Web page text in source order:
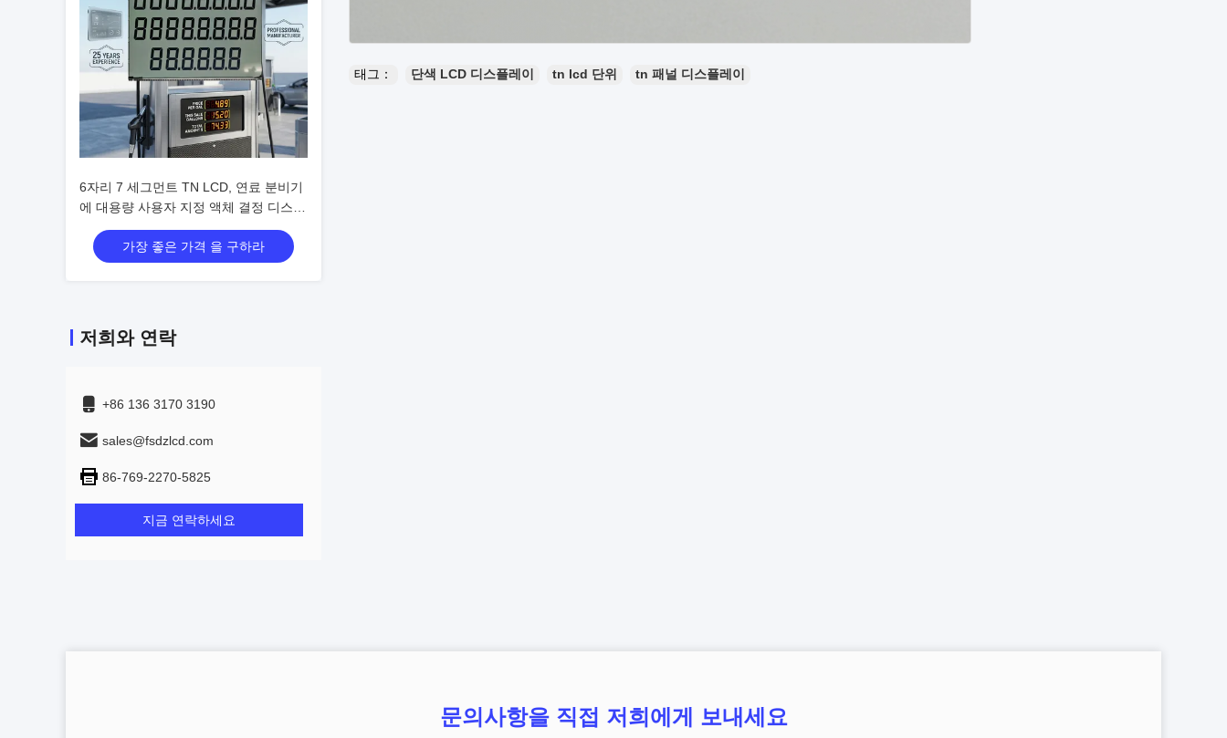
6자리 7 세그먼트 TN LCD, 연료 분비기
에 대용량 사용자 지정 액체 결정 디스플
레이
가장 좋은 가격 을 구하라
저희와 연락
+86 136 3170 3190
sales@fsdzlcd.com
86-769-2270-5825
지금 연락하세요
태그： 단색 LCD 디스플레이 tn lcd 단위 tn 패널 디스플레이
문의사항을 직접 저희에게 보내세요